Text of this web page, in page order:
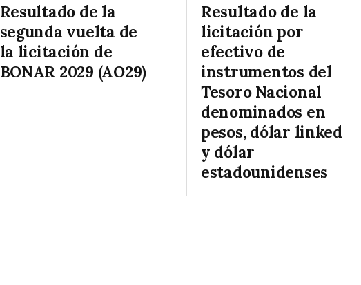
Resultado de la
segunda vuelta de
la licitación de
BONAR 2029 (AO29)
Resultado de la
licitación por
efectivo de
instrumentos del
Tesoro Nacional
denominados en
pesos, dólar linked
y dólar
estadounidenses